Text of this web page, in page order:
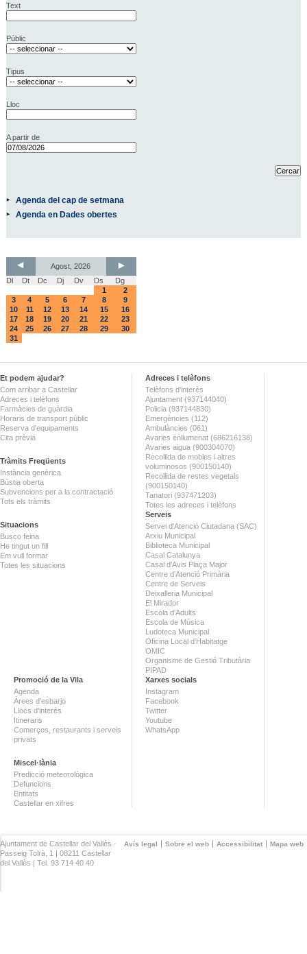
Text
Públic
Tipus
Lloc
A partir de
Agenda del cap de setmana
Agenda en Dades obertes
Agost, 2026
Dl
Dt Dc Dj Dv Ds
Dg
1
2
3
4 5 6 7 8
9
10
11 12 13 14 15
16
17
18 19 20 21 22
23
24
25 26 27 28 29
30
31
Et podem ajudar?
Com arribar a Castellar
Adreces i telèfons
Farmàcies de guàrdia
Horaris de transport públic
Reserva d'equipaments
Cita prèvia
Tràmits Freqüents
Instància genèrica
Bústia oberta
Subvencions per a la contractació
Tots els tràmits
Situacions
Busco feina
He tingut un fill
Em vull formar
Totes les situacions
Adreces i telèfons
Telèfons d'interès
Ajuntament (937144040)
Policia (937144830)
Emergències (112)
Ambulàncies (061)
Avaries enllumenat (686216138)
Avaries aigua (900304070)
Recollida de mobles i altres
voluminosos (900150140)
Recollida de restes vegetals
(900150140)
Tanatori (937471203)
Totes les adreces i telèfons
Serveis
Servei d'Atenció Ciutadana (SAC)
Arxiu Municipal
Biblioteca Municipal
Casal Catalunya
Casal d'Avis Plaça Major
Centre d'Atenció Primària
Centre de Serveis
Deixalleria Municipal
El Mirador
Escola d'Adults
Escola de Música
Ludoteca Municipal
Oficina Local d'Habitatge
OMIC
Organisme de Gestió Tributària
PIPAD
Promoció de la Vila
Agenda
Àrees d'esbarjo
Llocs d'interès
Itineraris
Comerços, restaurants i serveis
privats
Miscel·lània
Predicció meteorològica
Defuncions
Entitats
Castellar en xifres
Xarxes socials
Instagram
Facebook
Twitter
Youtube
WhatsApp
Avís legal Sobre el web Accessibilitat Mapa web
Ajuntament de Castellar del Vallès ·
Passeig Tolrà, 1 | 08211 Castellar
del Vallès | Tel. 93 714 40 40